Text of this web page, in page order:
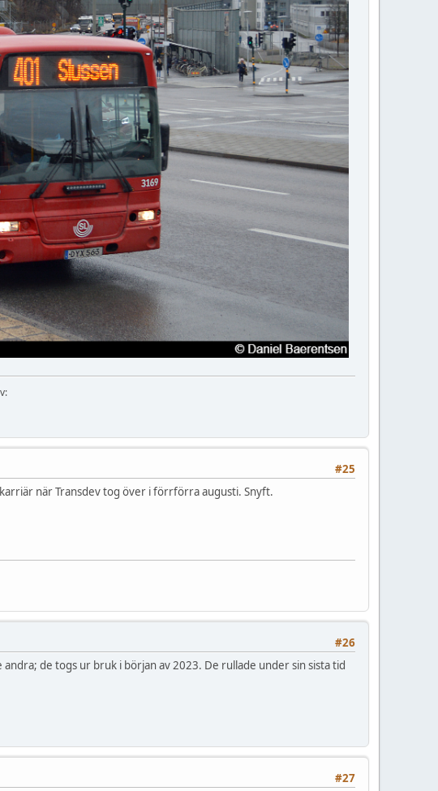
#25
när Transdev tog över i förrförra augusti. Snyft.
#26
de togs ur bruk i början av 2023. De rullade under sin sista tid
#27